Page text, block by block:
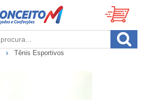
Tênis Esportivos